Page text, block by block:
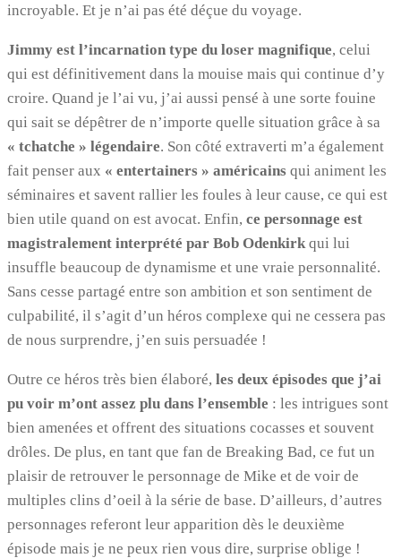
incroyable. Et je n’ai pas été déçue du voyage.
Jimmy est l’incarnation type du loser magnifique, celui
qui est définitivement dans la mouise mais qui continue d’y
croire. Quand je l’ai vu, j’ai aussi pensé à une sorte fouine
qui sait se dépêtrer de n’importe quelle situation grâce à sa
« tchatche » légendaire. Son côté extraverti m’a également
fait penser aux « entertainers » américains qui animent les
séminaires et savent rallier les foules à leur cause, ce qui est
bien utile quand on est avocat. Enfin, ce personnage est
magistralement interprété par Bob Odenkirkqui lui
insuffle beaucoup de dynamisme et une vraie personnalité.
Sans cesse partagé entre son ambition et son sentiment de
culpabilité, il s’agit d’un héros complexe qui ne cessera pas
de nous surprendre, j’en suis persuadée !
Outre ce héros très bien élaboré, les deux épisodes que j’ai
pu voir m’ont assez plu dans l’ensemble : les intrigues sont
bien amenées et offrent des situations cocasses et souvent
drôles. De plus, en tant que fan de Breaking Bad, ce fut un
plaisir de retrouver le personnage de Mike et de voir de
multiples clins d’oeil à la série de base. D’ailleurs, d’autres
personnages referont leur apparition dès le deuxième
épisode mais je ne peux rien vous dire, surprise oblige !